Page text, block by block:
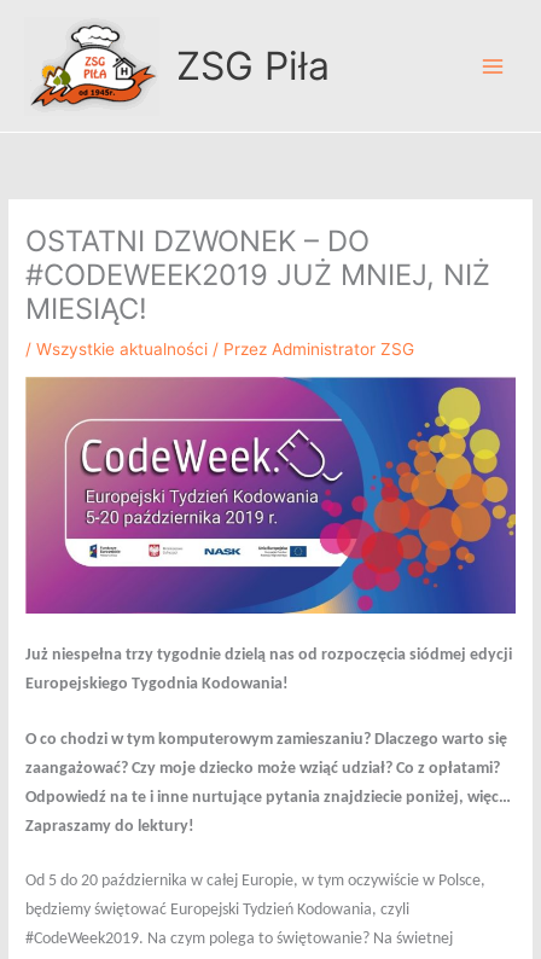
ZSG Piła
OSTATNI DZWONEK – DO
#CODEWEEK2019 JUŻ MNIEJ, NIŻ
MIESIĄC!
/Wszystkie aktualności / Przez Administrator ZSG
Już niespełna trzy tygodnie dzielą nas od rozpoczęcia siódmej edycji
Europejskiego Tygodnia Kodowania!
O co chodzi w tym komputerowym zamieszaniu? Dlaczego warto się
zaangażować? Czy moje dziecko może wziąć udział? Co z opłatami?
Odpowiedź na te i inne nurtujące pytania znajdziecie poniżej, więc…
Zapraszamy do lektury!
Od 5 do 20 października w całej Europie, w tym oczywiście w Polsce,
będziemy świętować Europejski Tydzień Kodowania, czyli
#CodeWeek2019. Na czym polega to świętowanie? Na świetnej
m